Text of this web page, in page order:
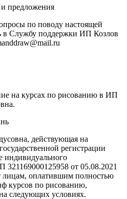
предложения
по поводу настоящей
в Службу поддержки ИП Козлов
на курсах по рисованию в ИП
действующая на
регистрации
индивидуального
от 05.08.2021
лицам, оплатившим полностью
курсов по рисованию,
следующих условиях.